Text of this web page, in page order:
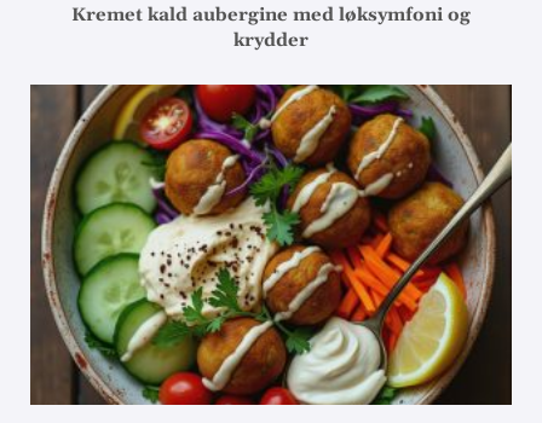
Kremet kald aubergine med løksymfoni og
krydder